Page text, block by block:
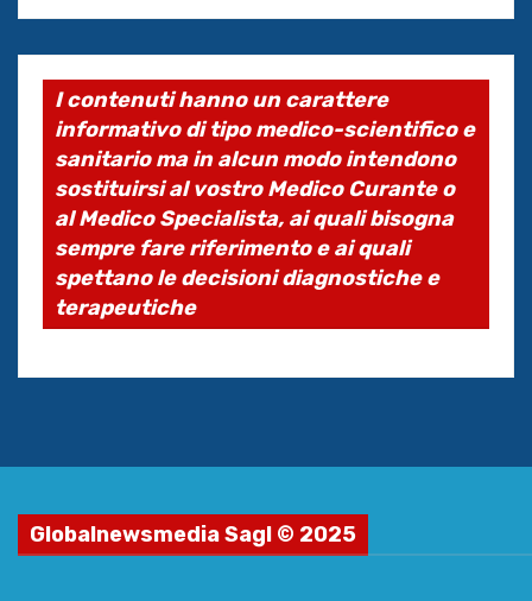
I contenuti hanno un carattere
informativo di tipo medico-scientifico e
sanitario ma in alcun modo intendono
sostituirsi al vostro Medico Curante o
al Medico Specialista, ai quali bisogna
sempre fare riferimento e ai quali
spettano le decisioni diagnostiche e
terapeutiche
Globalnewsmedia Sagl © 2025